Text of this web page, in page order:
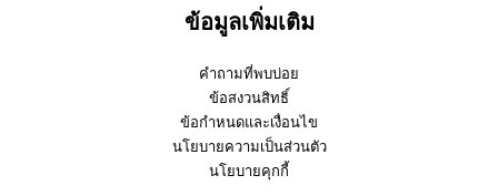
ข้อมูลเพิ่มเติม
คำถามที่พบบ่อย
ข้อสงวนสิทธิ์
ข้อกำหนดและเงื่อนไข
นโยบายความเป็นส่วนตัว
นโยบายคุกกี้